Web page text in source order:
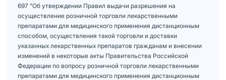
697 "Об утверждении Правил выдачи разрешения на
осуществление розничной торговли лекарственными
препаратами для медицинского применения дистанционным
способом, осуществления такой торговли и доставки
указанных лекарственных препаратов гражданам и внесении
изменений в некоторые акты Правительства Российской
Федерации по вопросу розничной торговли лекарственными
препаратами для медицинского применения дистанционным